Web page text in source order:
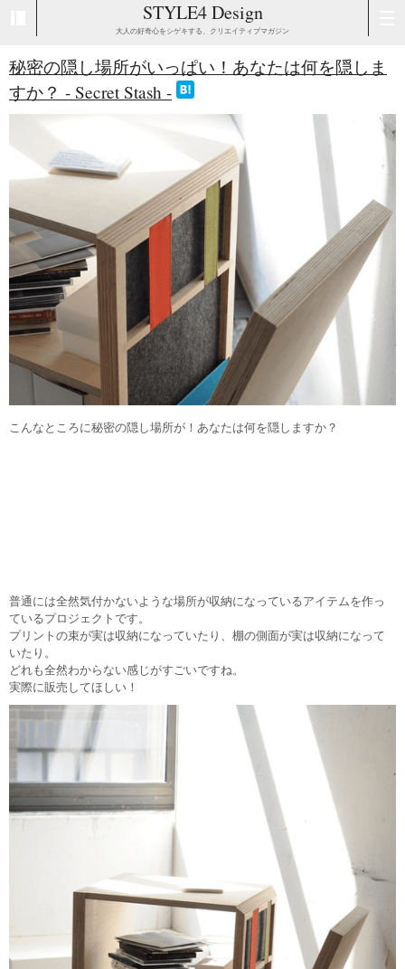
STYLE4 Design
大人の好奇心をシゲキする、クリエイティブマガジン
秘密の隠し場所がいっぱい！あなたは何を隠しま
すか？ - Secret Stash -
こんなところに秘密の隠し場所が！あなたは何を隠しますか？
普通には全然気付かないような場所が収納になっているアイテムを作っ
ているプロジェクトです。
プリントの束が実は収納になっていたり、棚の側面が実は収納になって
いたり。
どれも全然わからない感じがすごいですね。
実際に販売してほしい！